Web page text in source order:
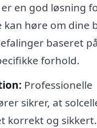
en god løsning
kan høre om dine
baseret
forhold.
Professionelle
sikrer, at
korrekt og